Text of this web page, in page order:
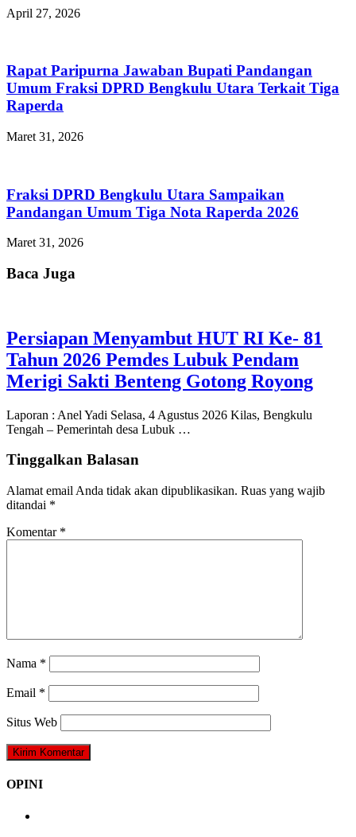
April 27, 2026
Rapat Paripurna Jawaban Bupati Pandangan
Umum Fraksi DPRD Bengkulu Utara Terkait Tiga
Raperda
Maret 31, 2026
Fraksi DPRD Bengkulu Utara Sampaikan
Pandangan Umum Tiga Nota Raperda 2026
Maret 31, 2026
Baca Juga
Persiapan Menyambut HUT RI Ke- 81
Tahun 2026 Pemdes Lubuk Pendam
Merigi Sakti Benteng Gotong Royong
Laporan : Anel Yadi Selasa, 4 Agustus 2026 Kilas, Bengkulu
Tengah – Pemerintah desa Lubuk …
Tinggalkan Balasan
Alamat email Anda tidak akan dipublikasikan. Ruas yang wajib
ditandai *
Komentar *
Nama *
Email *
Situs Web
OPINI